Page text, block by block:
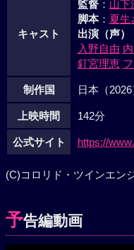
キャスト
監督： 山下
脚本： 夏生
出演（声）
入野自由
釘宮理恵
制作国 日本（2026
上映時間 142分
公式サイト https://
(C)コロリド・ツインエン
予告編動画